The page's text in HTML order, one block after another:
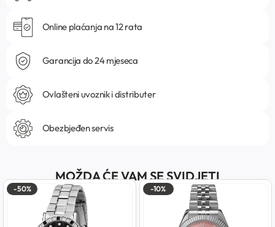
Online plaćanja na 12 rata
Garancija do 24 mjeseca
Ovlašteni uvoznik i distributer
Obezbjeđen servis
MOŽDA ĆE VAM SE SVIDJETI
-50% -10%